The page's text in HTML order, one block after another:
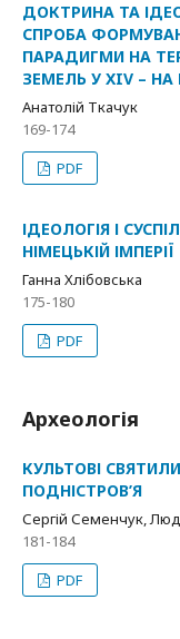
ДОКТРИНА ТА
СПРОБА
ПАРАДИГМИ НА
ЗЕМЕЛЬ У XIV – НА
Анатолій Ткачук
169-174
PDF
ІДЕОЛОГІЯ І
НІМЕЦЬКІЙ ІМПЕРІЇ
Ганна Хлібовська
175-180
PDF
Археологія
КУЛЬТОВІ
ПОДНІСТРОВ’Я
Сергій Семенчук,
181-184
PDF